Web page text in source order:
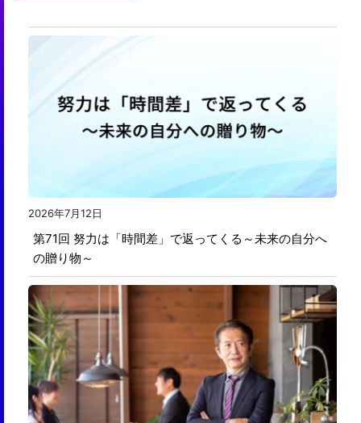
2026年7月12日
第71回 努力は「時間差」で返ってくる～未来の自分へ
の贈り物～